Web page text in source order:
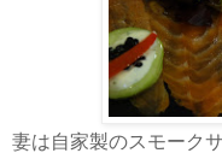
妻は自家製のスモーク